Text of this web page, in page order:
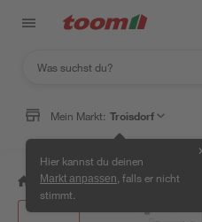
Mein Markt: Troisdorf
Hier kannst du deinen
Markt anpassen , falls er nicht
stimmt.
/ Wohnen & Haushalt /